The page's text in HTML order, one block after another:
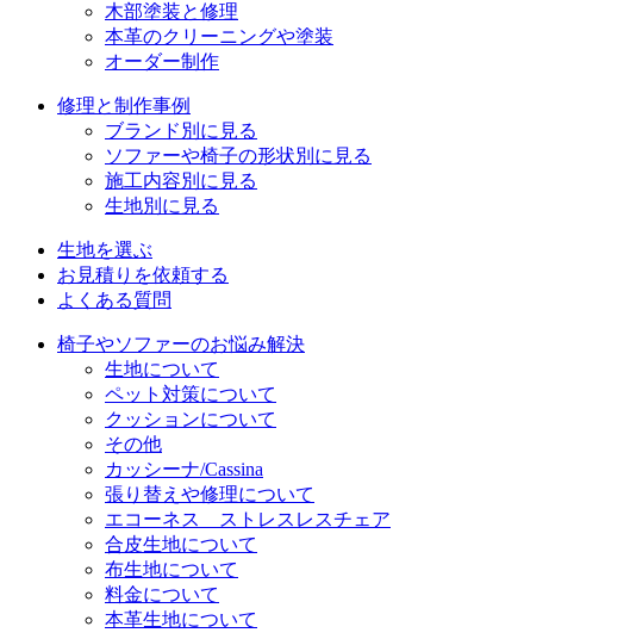
木部塗装と修理
本革のクリーニングや塗装
オーダー制作
修理と制作事例
ブランド別に見る
ソファーや椅子の形状別に見る
施工内容別に見る
生地別に見る
生地を選ぶ
お見積りを依頼する
よくある質問
椅子やソファーのお悩み解決
生地について
ペット対策について
クッションについて
その他
カッシーナ/Cassina
張り替えや修理について
エコーネス ストレスレスチェア
合皮生地について
布生地について
料金について
本革生地について